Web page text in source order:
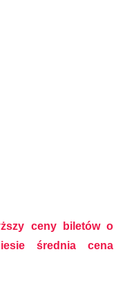
ceny biletów o
średnia cena